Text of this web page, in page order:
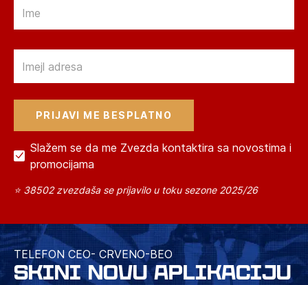
Slažem se da me Zvezda kontaktira sa novostima i
promocijama
⭐ 38502 zvezdaša se prijavilo u toku sezone 2025/26
TELEFON CEO- CRVENO-BEO
SKINI NOVU APLIKACIJU